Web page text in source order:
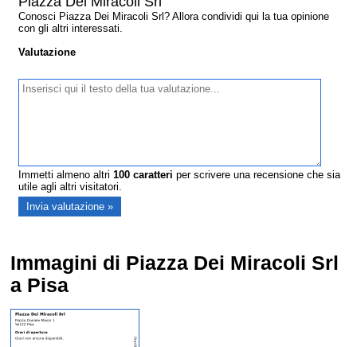
Conosci Piazza Dei Miracoli Srl? Allora condividi qui la tua opinione
con gli altri interessati.
Valutazione
Immetti almeno altri100 caratteri per scrivere una recensione che sia
utile agli altri visitatori.
Immagini di Piazza Dei Miracoli Srl
a Pisa